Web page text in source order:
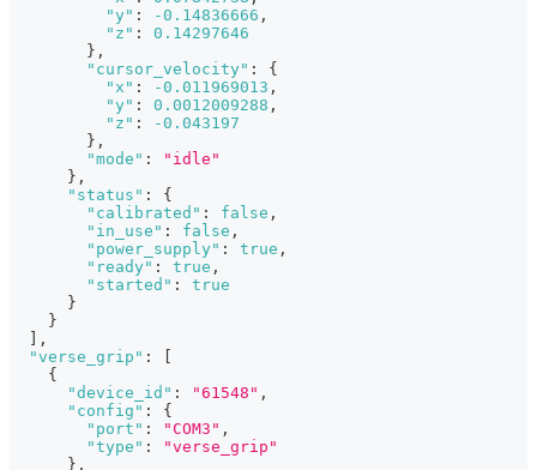
"y" : -0.14836666 ,
"z" :
0.14297646
} ,
"cursor_velocity" :
{
"x" : -0.011969013 ,
"y" : 0.0012009288 ,
"z" :
-0.043197
} ,
"mode" :
"idle"
} ,
"status" :
{
"calibrated" : false ,
"in_use" : false ,
"power_supply" : true ,
"ready" : true ,
"started" :
true
}
}
,
"verse_grip" :
{
"device_id" : "61548" ,
"config" :
{
"port" : "COM3" ,
"type" :
"verse_grip"
} ,